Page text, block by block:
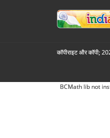
कॉपीराइट और कॉपी;
BCMath lib not